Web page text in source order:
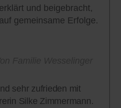
und beigebracht,
gemeinsame Erfolge.
sehr zufrieden mit
Silke Zimmermann.